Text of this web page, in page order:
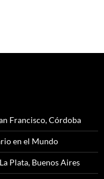
Francisco, Córdoba
en el Mundo
Plata, Buenos Aires